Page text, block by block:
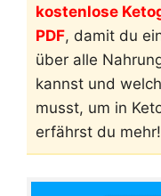
kostenlose
PDF, damit du
über alle
kannst und
musst, um in
erfährst du